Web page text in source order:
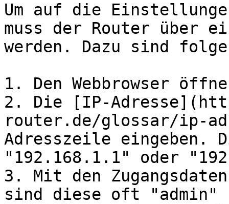
Um auf die
muss der Router über
werden. Dazu sind
1. Den Webbrowser
2. Die [IP-
router.de/glossar/ip-
Adresszeile eingeben.
"192.168.1.1" oder
3. Mit den
sind diese oft "admin"